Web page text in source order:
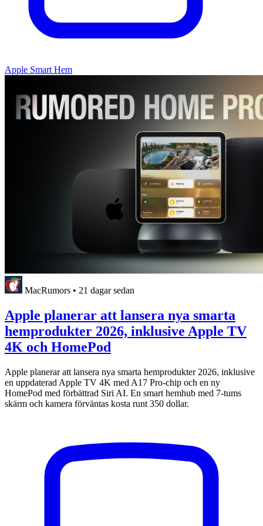
Apple Smart Hem
MacRumors • 21 dagar sedan
Apple planerar att lansera nya smarta
hemprodukter 2026, inklusive Apple TV
4K och HomePod
Apple planerar att lansera nya smarta hemprodukter 2026, inklusive
en uppdaterad Apple TV 4K med A17 Pro-chip och en ny
HomePod med förbättrad Siri AI. En smart hemhub med 7-tums
skärm och kamera förväntas kosta runt 350 dollar.